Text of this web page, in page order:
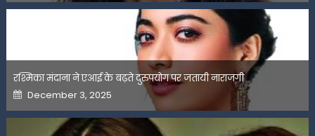
रश्मिका मंदाना ने एआई के बढ़ते दुरुपयोग पर जतायी नाराजगी
Posted
on
December 3, 2025